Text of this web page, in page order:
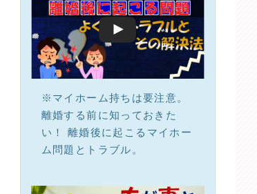
※マイホーム持ちは要注意。
離婚する前に知っておきた
い！ 離婚後に起こるマイホー
ム問題とトラブル。